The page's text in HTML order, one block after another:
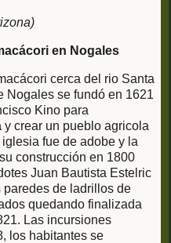
en Nogales
cerca del rio Santa
Nogales se fundó en 1621
Kino para
y crear un pueblo agricola
fue de adobe y la
construcción en 1800
Juan Bautista Estelric
de ladrillos de
quedando finalizada
Las incursiones
los habitantes se